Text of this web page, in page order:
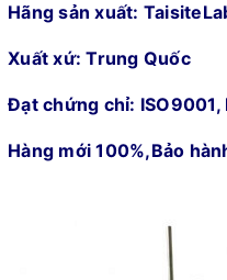
Hãng sản xuất:
Xuất xứ: Trung Quốc
Đạt chứng chỉ: ISO9001,
Hàng mới 100%,Bảo